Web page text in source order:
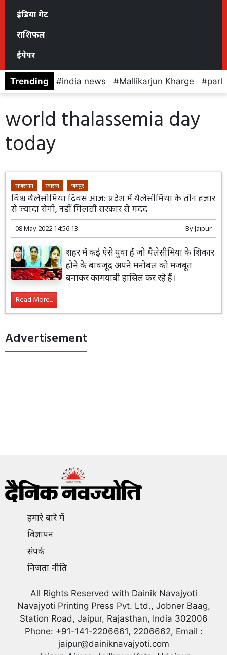
इंडिया गेट
राशिफल
ईपेपर
Trending india news Mallikarjun Kharge
world thalassemia day
today
राजस्थान स्वास्थ्य जयपुर
विश्व थैलेसीमिया दिवस आज: प्रदेश में थैलेसीमिया के तीन हजार
से ज्यादा रोगी, नहीं मिलती सरकार से मदद
08 May 2022 14:56:13 ByJaipur
शहर में कई ऐसे युवा हैं जो थैलेसीमिया के शिकार
होने के बावजूद अपने मनोबल को मजबूत
बनाकर कामयाबी हासिल कर रहे हैं।
Read More...
Advertisement
हमारे बारे में
विज्ञापन
संपर्क
निजता नीति
All Rights Reserved with Dainik Navajyoti
Navajyoti Printing Press Pvt. Ltd., Jobner Baag,
Station Road, Jaipur, Rajasthan, India 302006
Phone: +91-141-2206661, 2206662, Email :
jaipur@dainiknavajyoti.com